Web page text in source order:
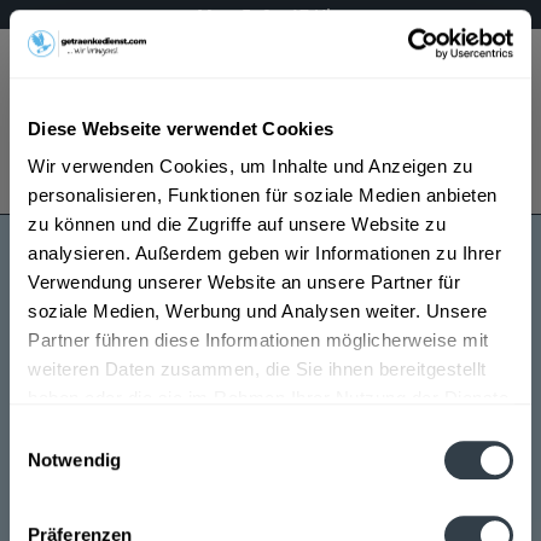
Diese Webseite verwendet Cookies
Wir verwenden Cookies, um Inhalte und Anzeigen zu
personalisieren, Funktionen für soziale Medien anbieten
zu können und die Zugriffe auf unsere Website zu
analysieren. Außerdem geben wir Informationen zu Ihrer
Verwendung unserer Website an unsere Partner für
soziale Medien, Werbung und Analysen weiter. Unsere
Partner führen diese Informationen möglicherweise mit
weiteren Daten zusammen, die Sie ihnen bereitgestellt
Notwendig
Präferenzen
Mo – Fr 9 – 17 Uhr
Menü
Bestellung widerrufen
Es gilt unsere Datenschutzerklärung
Eberfürst
Eberfürst wird in den folgenden Regionen, Städten,